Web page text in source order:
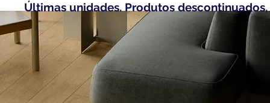
Últimas unidades. Produtos